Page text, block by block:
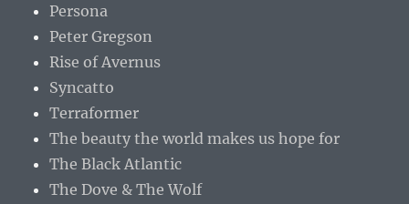
Persona
Peter Gregson
Rise of Avernus
Syncatto
Terraformer
The beauty the world makes us hope for
The Black Atlantic
The Dove & The Wolf